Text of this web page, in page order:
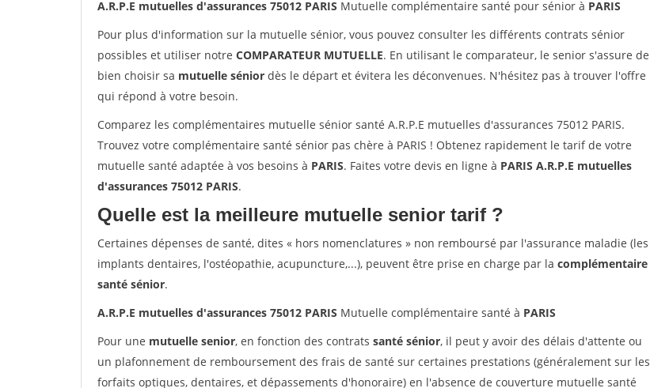
A.R.P.E mutuelles d'assurances 75012 PARIS Mutuelle complémentaire santé pour sénior à PARIS
Pour plus d'information sur la mutuelle sénior, vous pouvez consulter les différents contrats sénior
possibles et utiliser notre COMPARATEUR MUTUELLE. En utilisant le comparateur, le senior s'assure de
bien choisir sa mutuelle sénior dès le départ et évitera les déconvenues. N'hésitez pas à trouver l'offre
qui répond à votre besoin.
Comparez les complémentaires mutuelle sénior santé A.R.P.E mutuelles d'assurances 75012 PARIS.
Trouvez votre complémentaire santé sénior pas chère à PARIS ! Obtenez rapidement le tarif de votre
mutuelle santé adaptée à vos besoins à PARIS. Faites votre devis en ligne à PARIS A.R.P.E mutuelles
d'assurances 75012 PARIS.
Quelle est la meilleure mutuelle senior tarif ?
Certaines dépenses de santé, dites « hors nomenclatures » non remboursé par l'assurance maladie (les
implants dentaires, l'ostéopathie, acupuncture,...), peuvent être prise en charge par la complémentaire
santé sénior.
A.R.P.E mutuelles d'assurances 75012 PARIS Mutuelle complémentaire santé à PARIS
Pour une mutuelle senior, en fonction des contrats santé sénior, il peut y avoir des délais d'attente ou
un plafonnement de remboursement des frais de santé sur certaines prestations (généralement sur les
forfaits optiques, dentaires, et dépassements d'honoraire) en l'absence de couverture mutuelle santé